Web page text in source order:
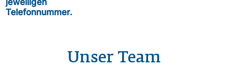
Telefonnummer.
Unser Team